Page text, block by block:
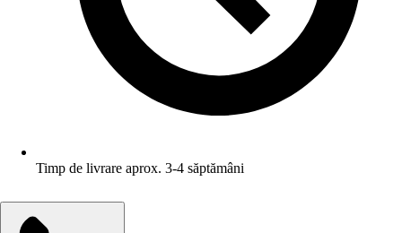
Timp de livrare aprox. 3-4 săptămâni